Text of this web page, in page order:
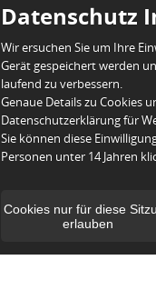
Datenschutz
Wir ersuchen Sie um Ihre
Gerät gespeichert werden
laufend zu verbessern.
Genaue Details zu Cookies
Datenschutzerklärung für
Sie können diese
Personen unter 14 Jahren
Cookies nur für diese
erlauben